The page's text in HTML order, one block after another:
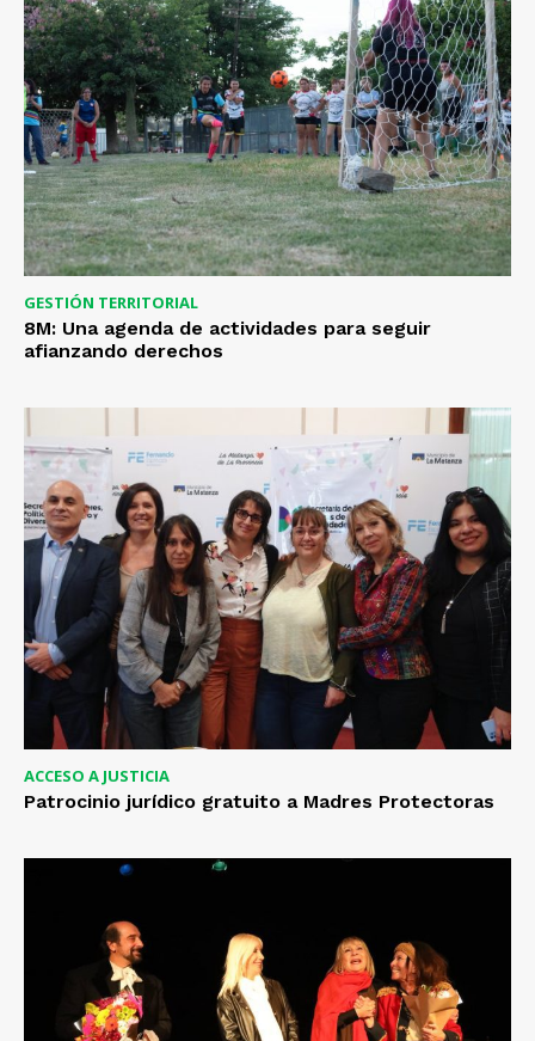
GESTIÓN TERRITORIAL
8M: Una agenda de actividades para seguir
afianzando derechos
ACCESO A JUSTICIA
Patrocinio jurídico gratuito a Madres Protectoras